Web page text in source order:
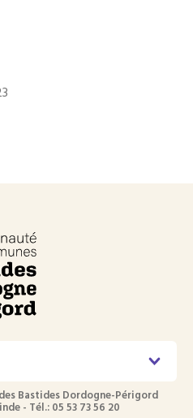
Bastides Dordogne-Périgord
- Tél.: 05 53 73 56 20